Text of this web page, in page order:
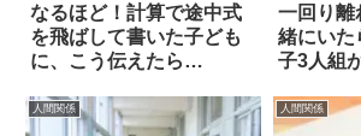
なるほど！計算で途中式
を飛ばして書いた子ども
に、こう伝えたら…
一回り離
緒にいた
子3人組
人間関係 人間関係